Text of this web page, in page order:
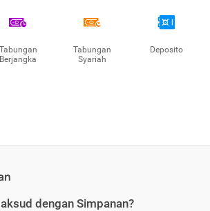
Tabungan
Berjangka
Tabungan
Syariah
Deposito
dengan Simpanan?